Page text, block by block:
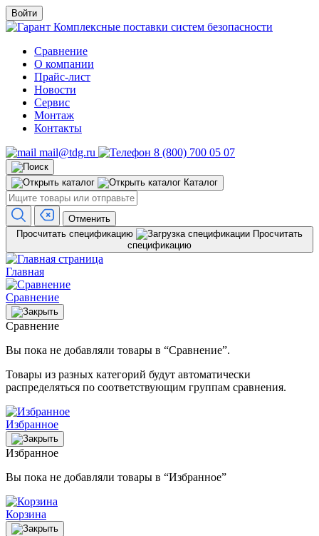
Войти
Комплексные поставки систем безопасности
Сравнение
О компании
Прайс-лист
Новости
Сервис
Монтаж
Контакты
mail@tdg.ru
8 (800) 700 05 07
Каталог
Отменить
Просчитать спецификацию
Просчитать
спецификацию
Главная
Сравнение
Сравнение
Вы пока не добавляли товары в “Сравнение”.
Товары из разных категорий будут автоматически
распределяться по соответствующим группам сравнения.
Избранное
Избранное
Вы пока не добавляли товары в “Избранное”
Корзина